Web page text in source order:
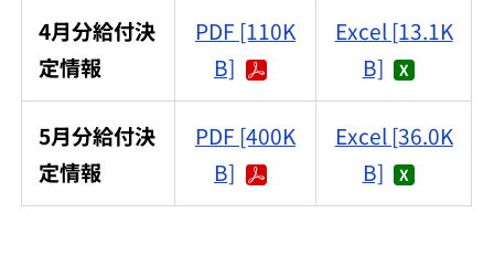
4月分給付決
定情報
PDF [110K
B]
Excel [13.1K
B]
5月分給付決
定情報
PDF [400K
B]
Excel [36.0K
B]